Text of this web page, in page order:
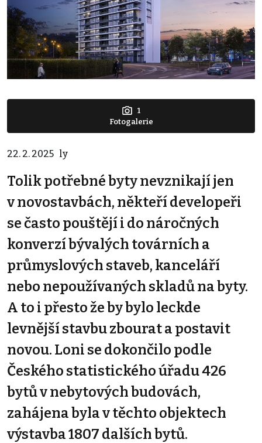
1
Fotogalerie
22. 2. 2025 ly
Tolik potřebné byty nevznikají jen
v novostavbách, někteří developeři
se často pouštějí i do náročných
konverzí bývalých továrních a
průmyslových staveb, kanceláří
nebo nepoužívaných skladů na byty.
A to i přesto že by bylo leckde
levnější stavbu zbourat a postavit
novou. Loni se dokončilo podle
Českého statistického úřadu 426
bytů v nebytových budovách,
zahájena byla v těchto objektech
výstavba 1807 dalších bytů.